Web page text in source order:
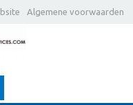
Algemene voorwaarden